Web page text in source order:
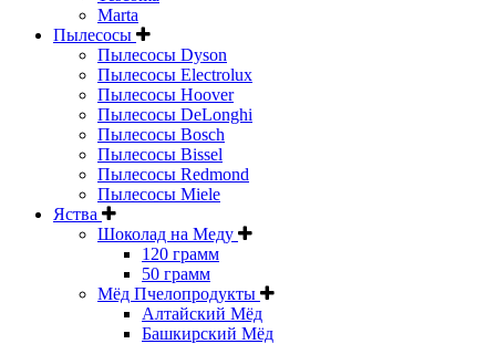
Marta
Пылесосы
Пылесосы Dyson
Пылесосы Electrolux
Пылесосы Hoover
Пылесосы DeLonghi
Пылесосы Bosch
Пылесосы Bissel
Пылесосы Redmond
Пылесосы Miele
Яства
Шоколад на Меду
120 грамм
50 грамм
Мёд Пчелопродукты
Алтайский Мёд
Башкирский Мёд